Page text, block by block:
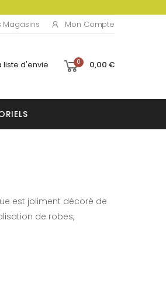
Magasins Mon Compte
liste d'envie 0 0,00 €
est joliment décoré de
de robes,